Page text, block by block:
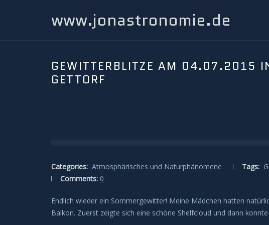
www.jonastronomie.de
GEWITTERBLITZE AM 04.07.2015
GETTORF
Categories: Atmosphärisches und Naturphänomene Tags:
Comments: 0
Endlich wieder ein Sommergewitter! Meine Mädchen hatten
Balkon. Zuerst zeigte sich eine schöne Shelfcloud und dann